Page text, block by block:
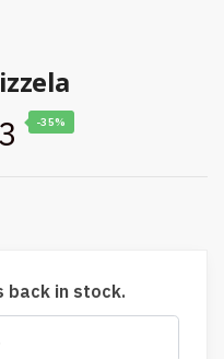
-35%
back in stock.